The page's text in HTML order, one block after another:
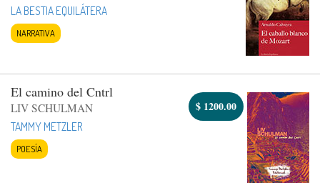
LA BESTIA EQUILÁTERA
NARRATIVA
El camino del Cntrl
LIV SCHULMAN
TAMMY METZLER
POESÍA
$ 1200.00